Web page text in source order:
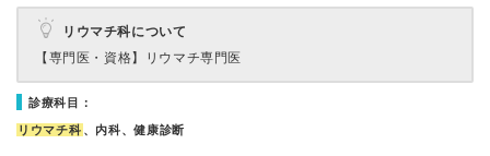
リウマチ科について
【専門医・資格】
リウマチ専門医
診療科目：
リウマチ科 、内科、健康診断